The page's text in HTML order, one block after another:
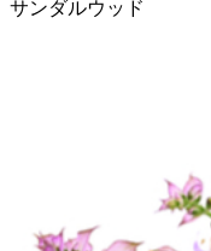
サンダルウッド